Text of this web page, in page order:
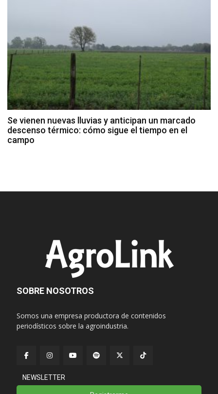
Se vienen nuevas lluvias y anticipan un marcado
descenso térmico: cómo sigue el tiempo en el
campo
SOBRE NOSOTROS
Somos una empresa productora de contenidos
periodísticos sobre la agroindustria.
NEWSLETTER